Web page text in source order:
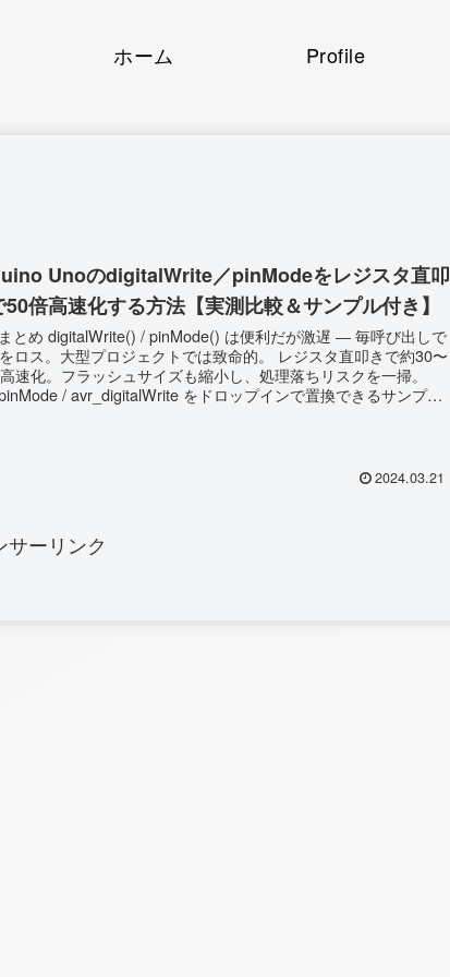
ホーム Profile
UnoのdigitalWrite／pinModeをレジスタ直叩
50倍高速化する方法【実測比較＆サンプル付き】
は便利だが激遅 ― 毎呼び出しで
ス。大型プロジェクトでは致命的。 レジスタ直叩きで約30〜
速化。フラッシュサイズも縮小し、処理落ちリスクを一掃。
/ avr_digitalWrite をドロップインで置換できるサンプル
2024.03.21
サーリンク